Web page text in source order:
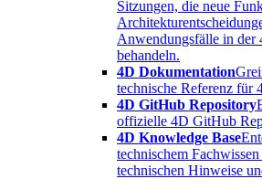
Sitzungen, die neue
Anwendungsfälle in
behandeln.
4D Dokumentation
technische Referenz für
4D GitHub Repository
offizielle 4D GitHub
4D Knowledge Base
technischem
technischen Hinweise